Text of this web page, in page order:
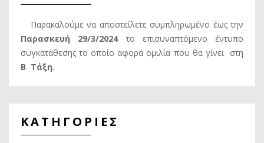
Παρακαλούμε να αποστείλετε συμπληρωμένο έως την
Παρασκευή 29/3/2024 το επισυναπτόμενο έντυπο
συγκατάθεσης το οποίο αφορά ομιλία που θα γίνει στη
Β Τάξη.
ΚΑΤΗΓΟΡΙΕΣ